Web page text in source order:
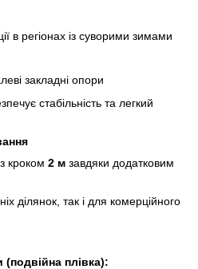
в регіонах із суворими зимами
закладні опори
стабільність та легкий
кроком 2 м завдяки додатковим
ділянок, так і для комерційного
плівка):